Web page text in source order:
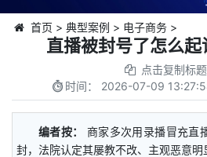
首页 > 典型案例 > 电子商务>
直播被封号了怎么起
点击复制标
时间： 2026-07-09
编者按：
商家多次用录播冒充直
封，法院认定其屡教不改、主观恶意